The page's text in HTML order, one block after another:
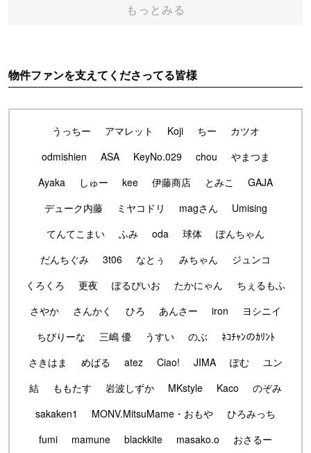
もっとみる
物件ファンを支えてくださってる皆様
うっちー アマレット Koji ちー
カツオ
odmishien
ASA KeyNo.029 chou
やまつま
Ayaka
しゅー kee 伊藤商店 とみこ
GAJA
デューク内藤
ミヤコドリ magさん
Umising
てんてこまい
ふみ oda 球体
ぽんちゃん
だんちぐみ
3t06 なとぅ みちゃん
ジュンコ
くろくろ
更夜 ぽるぴいお たかにゃん
ちぇるもふ
さやか
さんかく ひろ あんさー iron
ヨシニイ
ちびりーな
三嶋 優 うすい のぶ
ﾈｺﾁｬﾝのｶﾘﾝﾄ
さきはま
めばる atez Ciao! JIMA ぽむ
ユン
結
ももたす 岩波しずか MKstyle Kaco
のぞみ
sakaken1
MONV.MitsuMame・おもや
ひろみっち
fumi
mamune blackkite masako.o
おさるー